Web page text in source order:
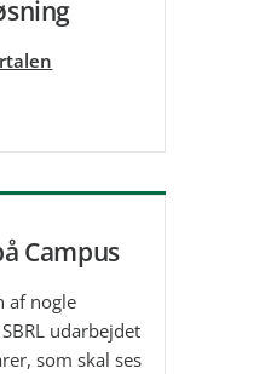
Campus
af nogle
udarbejdet
som skal ses